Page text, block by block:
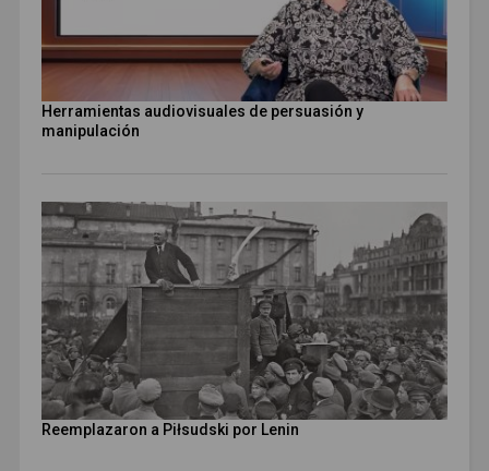
Herramientas audiovisuales de persuasión y
manipulación
Reemplazaron a Piłsudski por Lenin